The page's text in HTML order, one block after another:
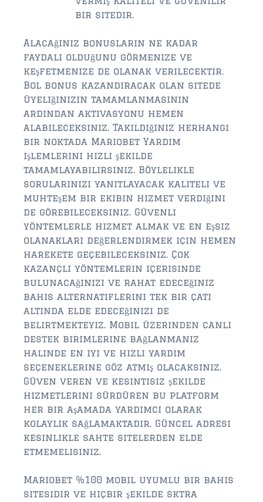
bir sitedir.
Alacağınız bonusların ne kadar
faydalı olduğunu görmenize ve
keşfetmenize de olanak verilecektir.
Bol bonus kazandıracak olan sitede
üyeliğinizin tamamlanmasının
ardından aktivasyonu hemen
alabileceksiniz. Takıldığınız herhangi
bir noktada Mariobet Yardım
işlemlerini hızlı şekilde
tamamlayabilirsiniz. Böylelikle
sorularınızı yanıtlayacak kaliteli ve
muhteşem bir ekibin hizmet verdiğini
de görebileceksiniz. Güvenli
yöntemlerle hizmet almak ve en eşsiz
olanakları değerlendirmek için hemen
harekete geçebileceksiniz. Çok
kazançlı yöntemlerin içerisinde
bulunacağınızı ve rahat edeceğiniz
bahis alternatiflerini tek bir çatı
altında elde edeceğinizi de
belirtmekteyiz. Mobil üzerinden canlı
destek birimlerine bağlanmanız
halinde en iyi ve hızlı yardım
seçeneklerine göz atmış olacaksınız.
Güven veren ve kesintisiz şekilde
hizmetlerini sürdüren bu platform
her bir aşamada yardımcı olarak
kolaylık sağlamaktadır. Güncel adresi
kesinlikle sahte sitelerden elde
etmemelisiniz.
Mariobet %100 mobil uyumlu bir bahis
sitesidir ve hiçbir şekilde sktra